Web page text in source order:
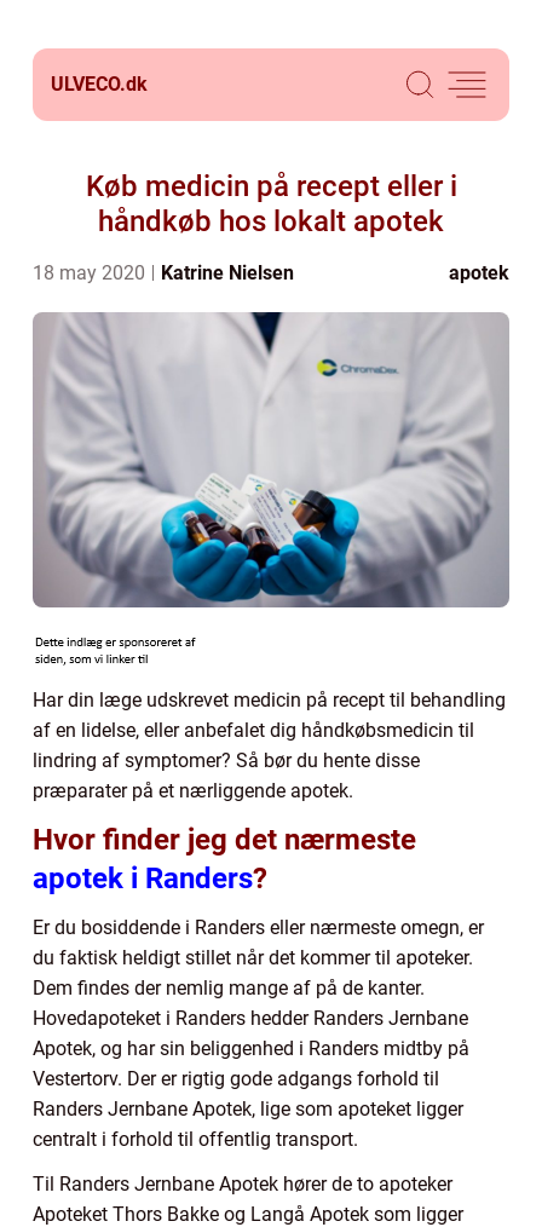
ULVECO.dk
Køb medicin på recept eller i
håndkøb hos lokalt apotek
18 may 2020 Katrine Nielsen apotek
Har din læge udskrevet medicin på recept til behandling
af en lidelse, eller anbefalet dig håndkøbsmedicin til
lindring af symptomer? Så bør du hente disse
præparater på et nærliggende apotek.
Hvor finder jeg det nærmeste
apotek i Randers?
Er du bosiddende i Randers eller nærmeste omegn, er
du faktisk heldigt stillet når det kommer til apoteker.
Dem findes der nemlig mange af på de kanter.
Hovedapoteket i Randers hedder Randers Jernbane
Apotek, og har sin beliggenhed i Randers midtby på
Vestertorv. Der er rigtig gode adgangs forhold til
Randers Jernbane Apotek, lige som apoteket ligger
centralt i forhold til offentlig transport.
Til Randers Jernbane Apotek hører de to apoteker
Apoteket Thors Bakke og Langå Apotek som ligger